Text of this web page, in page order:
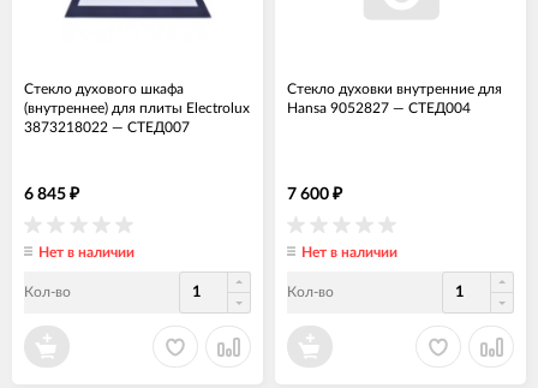
Стекло духового шкафа
(внутреннее) для плиты Electrolux
3873218022 — СТЕД007
6 845 ₽
Нет в наличии
Кол-во
Cтекло духовки внутренние для
Hansa 9052827 — СТЕД004
7 600 ₽
Нет в наличии
Кол-во